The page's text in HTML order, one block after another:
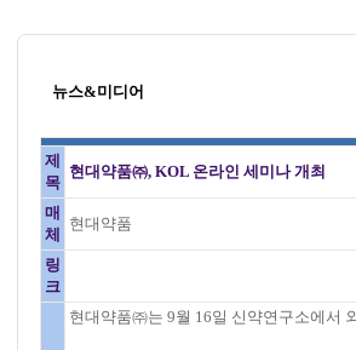
뉴스&미디어
제
목
현대약품㈜, KOL 온라인 세미나 개최
매
체
현대약품
링
크
현대약품㈜는 9월 16일 신약연구소에서